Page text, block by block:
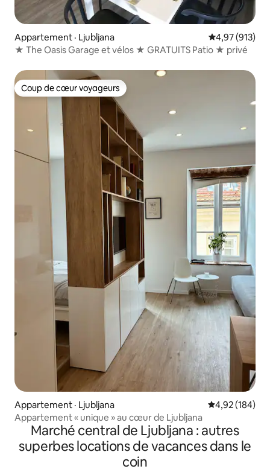
Appartement · Ljubljana Note
4,97 (913)
★ The Oasis Garage et vélos ★ GRATUITS Patio ★ privé
Coup de cœur voyageurs
Coup de cœur voyageurs
Appartement · Ljubljana Note
4,92 (184)
Appartement « unique » au cœur de Ljubljana
Marché central de Ljubljana : autres
superbes locations de vacances dans le
coin